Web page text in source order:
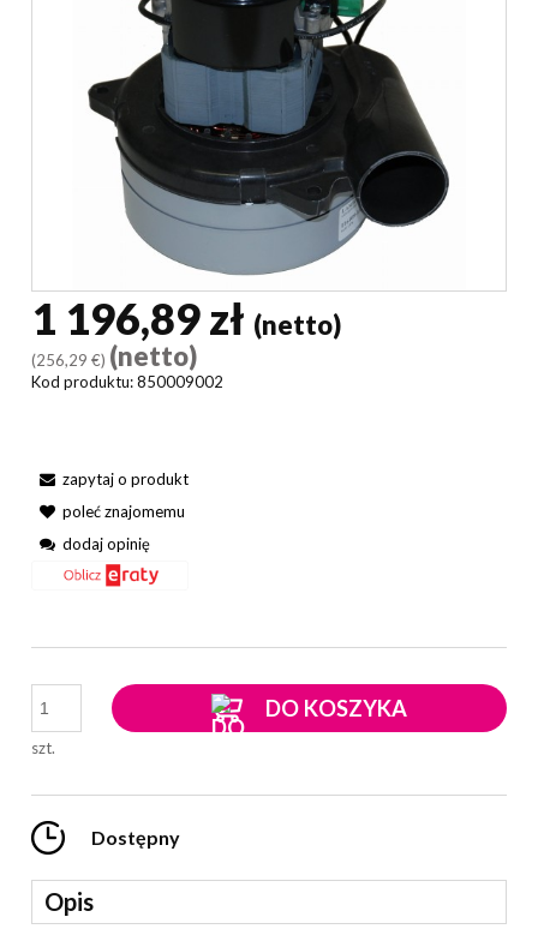
1 196,89 zł (netto)
(256,29 €) (netto)
Kod produktu:850009002
zapytaj o produkt
poleć znajomemu
dodaj opinię
szt.
DO KOSZYKA
Dostępny
Opis